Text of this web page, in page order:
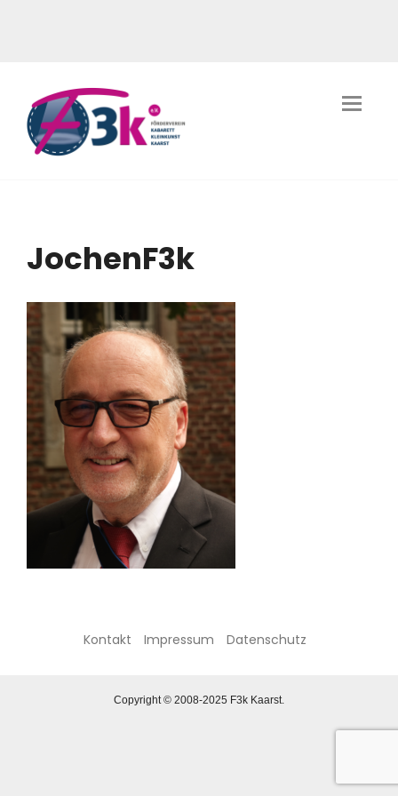
JochenF3k
Kontakt Impressum Datenschutz
Copyright © 2008-2025 F3k Kaarst.